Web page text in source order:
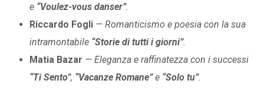
e “Voulez-vous danser”.
Riccardo Fogli — Romanticismo e poesia con la sua
intramontabile “Storie di tutti i giorni”.
Matia Bazar — Eleganza e raffinatezza con i successi
“Ti Sento”, “Vacanze Romane”e “Solo tu”.